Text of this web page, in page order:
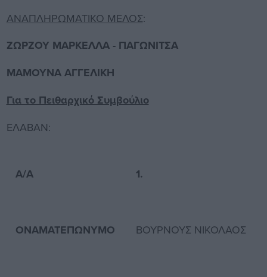
ΑΝΑΠΛΗΡΩΜΑΤΙΚΟ ΜΕΛΟΣ:
ΖΩΡΖΟΥ ΜΑΡΚΕΛΛΑ - ΠΑΓΩΝΙΤΣΑ
ΜΑΜΟΥΝΑ ΑΓΓΕΛΙΚΗ
Για το Πειθαρχικό Συμβούλιο
ΕΛΑΒΑΝ:
Α/Α
ΟΝΑΜΑΤΕΠΩΝΥΜΟ
1.
ΒΟΥΡΝΟΥΣ ΝΙΚΟΛΑΟΣ